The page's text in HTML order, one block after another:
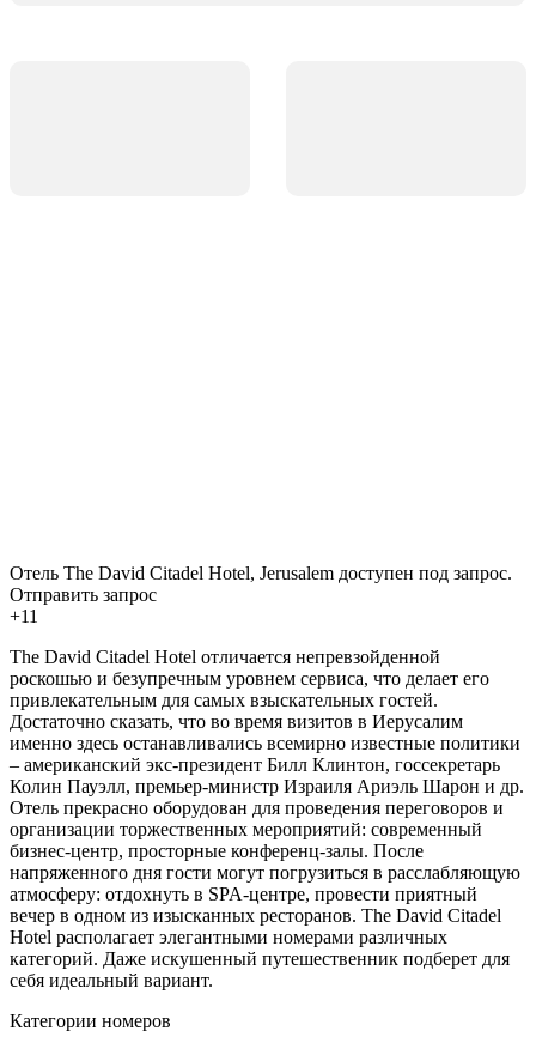
Отель The David Citadel Hotel, Jerusalem доступен под запрос.
Отправить запрос
+11
The David Citadel Hotel отличается непревзойденной
роскошью и безупречным уровнем сервиса, что делает его
привлекательным для самых взыскательных гостей.
Достаточно сказать, что во время визитов в Иерусалим
именно здесь останавливались всемирно известные политики
– американский экс-президент Билл Клинтон, госсекретарь
Колин Пауэлл, премьер-министр Израиля Ариэль Шарон и др.
Отель прекрасно оборудован для проведения переговоров и
организации торжественных мероприятий: современный
бизнес-центр, просторные конференц-залы. После
напряженного дня гости могут погрузиться в расслабляющую
атмосферу: отдохнуть в SPA-центре, провести приятный
вечер в одном из изысканных ресторанов. The David Citadel
Hotel располагает элегантными номерами различных
категорий. Даже искушенный путешественник подберет для
себя идеальный вариант.
Категории номеров